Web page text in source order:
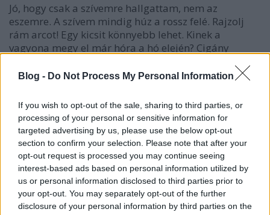
Blog - Do Not Process My Personal Information
If you wish to opt-out of the sale, sharing to third parties, or
processing of your personal or sensitive information for
targeted advertising by us, please use the below opt-out
section to confirm your selection. Please note that after your
opt-out request is processed you may continue seeing
interest-based ads based on personal information utilized by
us or personal information disclosed to third parties prior to
your opt-out. You may separately opt-out of the further
disclosure of your personal information by third parties on the
Jó, hogy csak a szívemre hallgattam, nem az
eszemre. A szívem mindig húz a rossz felé. Rajzolj
rám arcot! Egy kicsit könnyebb lehet. Kinek a
vagyona megy el már hóra a hó elején? Cigány
Recorder új magyar zenéket bemutató rovata.